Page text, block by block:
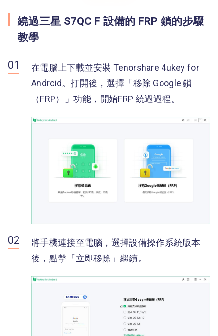
繞過三星 S7QC F 設備的 FRP 鎖的步驟
教學
在電腦上下載並安裝 Tenorshare 4ukey for
Android。打開後，選擇「移除 Google 鎖
（FRP）」功能，開始FRP 繞過過程。
將手機連接至電腦，選擇設備操作系統版本
後，點擊「立即移除」繼續。